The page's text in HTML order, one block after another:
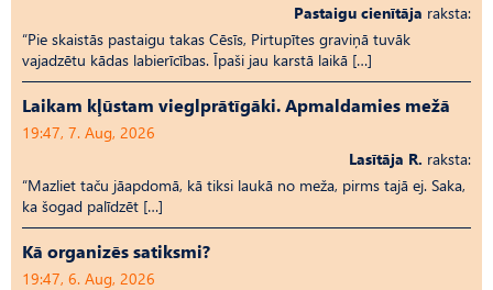
Pastaigu cienītāja raksta:
“Pie skaistās pastaigu takas Cēsīs, Pirtupītes graviņā tuvāk
vajadzētu kādas labierīcības. Īpaši jau karstā laikā […]
Laikam kļūstam vieglprātīgāki. Apmaldamies mežā
19:47, 7. Aug, 2026
Lasītāja R. raksta:
“Mazliet taču jāapdomā, kā tiksi laukā no meža, pirms tajā ej. Saka,
ka šogad palīdzēt […]
Kā organizēs satiksmi?
19:47, 6. Aug, 2026